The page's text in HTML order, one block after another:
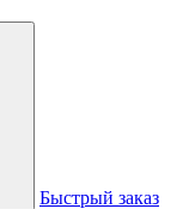
Быстрый заказ